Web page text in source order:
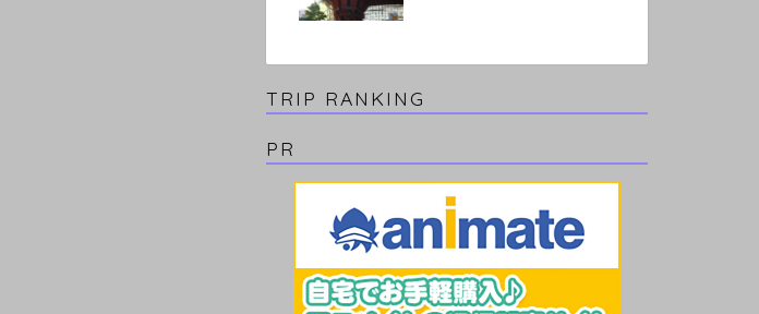
TRIP RANKING
PR